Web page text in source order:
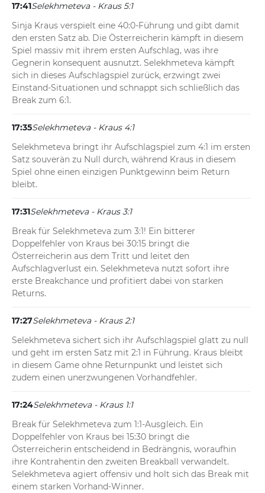
17:41Selekhmeteva - Kraus 5:1
Sinja Kraus verspielt eine 40:0-Führung und gibt damit
den ersten Satz ab. Die Österreicherin kämpft in diesem
Spiel massiv mit ihrem ersten Aufschlag, was ihre
Gegnerin konsequent ausnutzt. Selekhmeteva kämpft
sich in dieses Aufschlagspiel zurück, erzwingt zwei
Einstand-Situationen und schnappt sich schließlich das
Break zum 6:1.
17:35Selekhmeteva - Kraus 4:1
Selekhmeteva bringt ihr Aufschlagspiel zum 4:1 im ersten
Satz souverän zu Null durch, während Kraus in diesem
Spiel ohne einen einzigen Punktgewinn beim Return
bleibt.
17:31Selekhmeteva - Kraus 3:1
Break für Selekhmeteva zum 3:1! Ein bitterer
Doppelfehler von Kraus bei 30:15 bringt die
Österreicherin aus dem Tritt und leitet den
Aufschlagverlust ein. Selekhmeteva nutzt sofort ihre
erste Breakchance und profitiert dabei von starken
Returns.
17:27Selekhmeteva - Kraus 2:1
Selekhmeteva sichert sich ihr Aufschlagspiel glatt zu null
und geht im ersten Satz mit 2:1 in Führung. Kraus bleibt
in diesem Game ohne Returnpunkt und leistet sich
zudem einen unerzwungenen Vorhandfehler.
17:24Selekhmeteva - Kraus 1:1
Break für Selekhmeteva zum 1:1-Ausgleich. Ein
Doppelfehler von Kraus bei 15:30 bringt die
Österreicherin entscheidend in Bedrängnis, woraufhin
ihre Kontrahentin den zweiten Breakball verwandelt.
Selekhmeteva agiert offensiv und holt sich das Break mit
einem starken Vorhand-Winner.